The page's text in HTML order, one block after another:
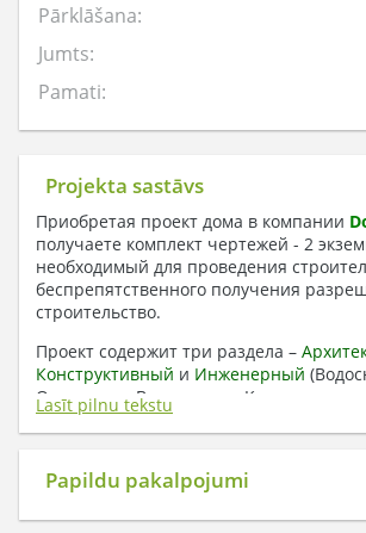
Pārklāšana:
Jumts:
Pamati:
Projekta sastāvs
Приобретая проект дома в компании
получаете комплект чертежей - 2
необходимый для проведения
беспрепятственного получения
строительство.
Проект содержит три раздела –
Конструктивный и Инженерный
Отопление, Вентиляция, Канализация,
Электроснабжение) + Пояснительная
Общие данные по проекту
План координационных осей
Lasīt pilnu tekstu
Papildu pakalpojumi